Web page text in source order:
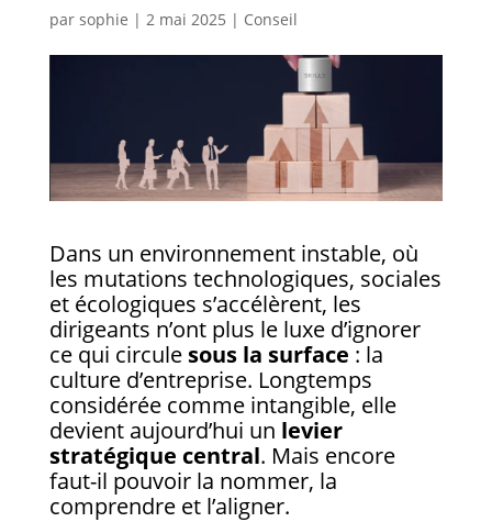
par sophie | 2 mai 2025 | Conseil
Dans un environnement instable, où
les mutations technologiques, sociales
et écologiques s’accélèrent, les
dirigeants n’ont plus le luxe d’ignorer
ce qui circule sous la surface : la
culture d’entreprise. Longtemps
considérée comme intangible, elle
devient aujourd’hui un levier
stratégique central. Mais encore
faut-il pouvoir la nommer, la
comprendre et l’aligner.